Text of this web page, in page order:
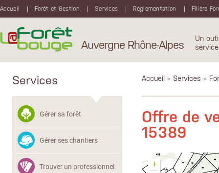
Accueil
Forêt et Gestion Services Réglementation Filière
Auvergne Rhône-Alpes
Un
Services
Gérer sa forêt
Gérer ses chantiers
Trouver un professionnel
Accueil » Services »
Offre de
15389
+